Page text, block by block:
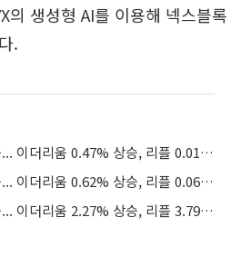
생성형 AI를 이용해 넥스블록
.
비트코인 0.64% 상승... 이더리움 0.47% 상승, 리플 0.019% 상승
비트코인 0.45% 상승... 이더리움 0.62% 상승, 리플 0.061% 상승
비트코인 2.10% 상승... 이더리움 2.27% 상승, 리플 3.79% 상승